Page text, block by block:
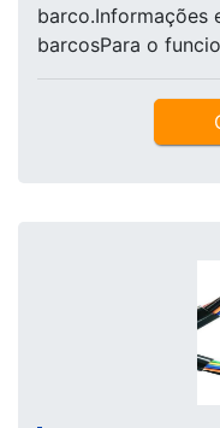
barco.Informações
barcosPara o